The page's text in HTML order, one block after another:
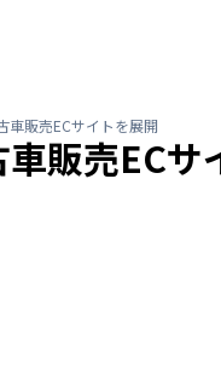
販売ECサイトを展開
販売ECサ